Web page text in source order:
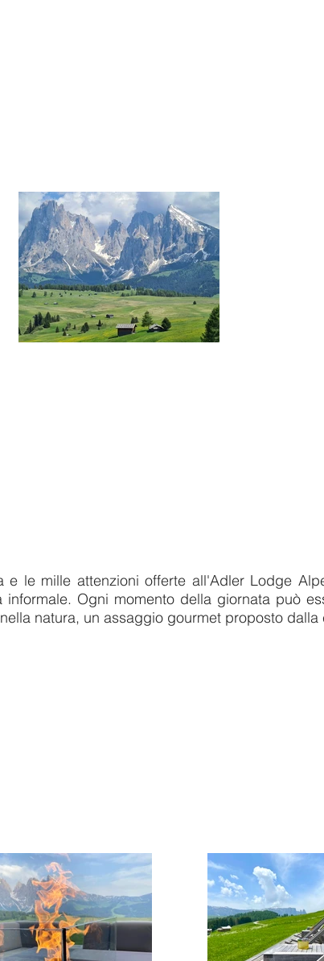
e le mille attenzioni offerte all'Adler Lodge
informale. Ogni momento della giornata può
natura, un assaggio gourmet proposto dalla